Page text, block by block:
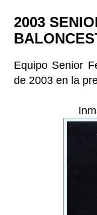
2003
Equipo Senior
de 2003 en la